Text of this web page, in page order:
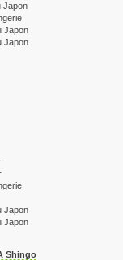
Japon
Japon
Japon
Japon
Japon
Shingo